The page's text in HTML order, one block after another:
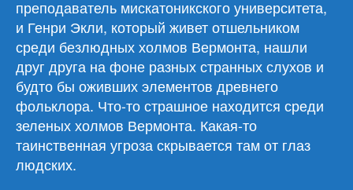
преподаватель мискатоникского университета,
и Генри Экли, который живет отшельником
среди безлюдных холмов Вермонта, нашли
друг друга на фоне разных странных слухов и
будто бы оживших элементов древнего
фольклора. Что-то страшное находится среди
зеленых холмов Вермонта. Какая-то
таинственная угроза скрывается там от глаз
людских.